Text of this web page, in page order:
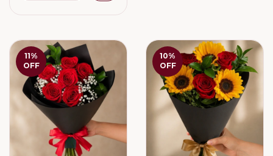
11%
OFF
10%
OFF